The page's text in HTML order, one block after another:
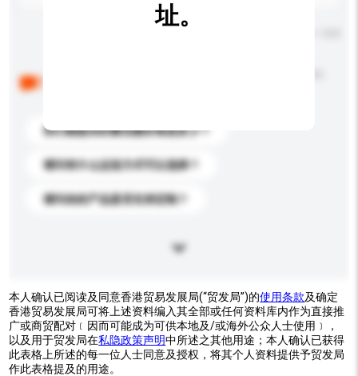
你们能提供的最优惠价格是多少？
请问有什么运送方式可以选择？
请问你的产品是否支持定制？
址。
本人确认已阅读及同意香港贸易发展局(“贸发局”)的使用条款及确定
香港贸易发展局可将上述资料编入其全部或任何资料库内作为直接推
广或商贸配对﹝因而可能成为可供本地及/或海外公众人士使用﹞，
以及用于贸发局在私隐政策声明中所述之其他用途；本人确认已获得
此表格上所述的每一位人士同意及授权，将其个人资料提供予贸发局
作此表格提及的用途。